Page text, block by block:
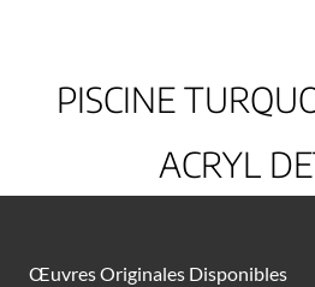
PISCINE
ACRYL
Œuvres Originales Disponibles